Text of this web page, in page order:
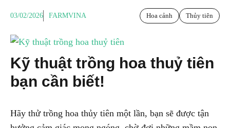
03/02/2026 FARMVINA Hoa cảnh Thủy tiên
Kỹ thuật trồng hoa thuỷ tiên
bạn cần biết!
Hãy thử trồng hoa thủy tiên một lần, bạn sẽ được tận